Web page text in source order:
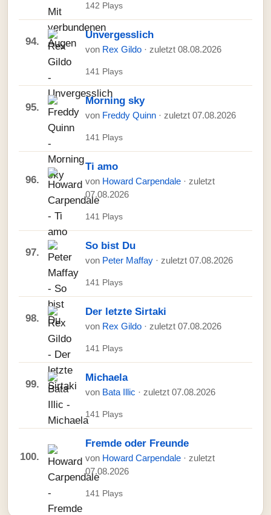
142 Plays
94.
Unvergesslich
von Rex Gildo · zuletzt 08.08.2026
141 Plays
95.
Morning sky
von Freddy Quinn · zuletzt 07.08.2026
141 Plays
96.
Ti amo
von Howard Carpendale · zuletzt
07.08.2026
141 Plays
97.
So bist Du
von Peter Maffay · zuletzt 07.08.2026
141 Plays
98.
Der letzte Sirtaki
von Rex Gildo · zuletzt 07.08.2026
141 Plays
99.
Michaela
von Bata Illic · zuletzt 07.08.2026
141 Plays
100.
Fremde oder Freunde
von Howard Carpendale · zuletzt
07.08.2026
141 Plays